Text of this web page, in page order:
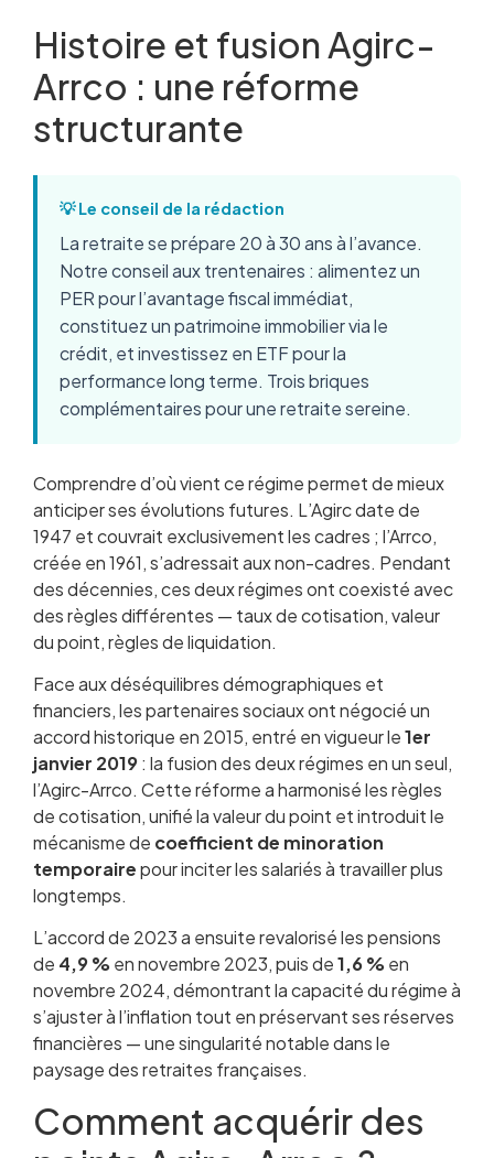
Histoire et fusion Agirc-
Arrco : une réforme
structurante
💡 Le conseil de la rédaction
La retraite se prépare 20 à 30 ans à l’avance.
Notre conseil aux trentenaires : alimentez un
PER pour l’avantage fiscal immédiat,
constituez un patrimoine immobilier via le
crédit, et investissez en ETF pour la
performance long terme. Trois briques
complémentaires pour une retraite sereine.
Comprendre d’où vient ce régime permet de mieux
anticiper ses évolutions futures. L’Agirc date de
1947 et couvrait exclusivement les cadres ; l’Arrco,
créée en 1961, s’adressait aux non-cadres. Pendant
des décennies, ces deux régimes ont coexisté avec
des règles différentes — taux de cotisation, valeur
du point, règles de liquidation.
Face aux déséquilibres démographiques et
financiers, les partenaires sociaux ont négocié un
accord historique en 2015, entré en vigueur le1er
janvier 2019: la fusion des deux régimes en un seul,
l’Agirc-Arrco. Cette réforme a harmonisé les règles
de cotisation, unifié la valeur du point et introduit le
mécanisme de coefficient de minoration
temporairepour inciter les salariés à travailler plus
longtemps.
L’accord de 2023 a ensuite revalorisé les pensions
de 4,9 % en novembre 2023, puis de1,6 % en
novembre 2024, démontrant la capacité du régime à
s’ajuster à l’inflation tout en préservant ses réserves
financières — une singularité notable dans le
paysage des retraites françaises.
Comment acquérir des